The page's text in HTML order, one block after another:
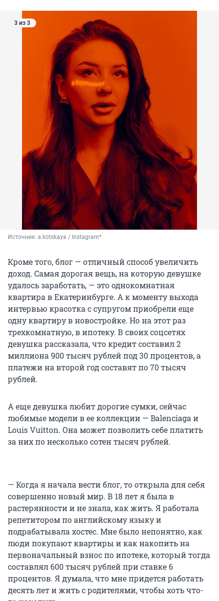
3 из 3
Источник: a.kotskaya / Instagram*
Кроме того, блог — отличный способ увеличить
доход. Самая дорогая вещь, на которую девушке
удалось заработать, — это однокомнатная
квартира в Екатеринбурге. А к моменту выхода
интервью красотка с супругом приобрели еще
одну квартиру в новостройке. Но на этот раз
трехкомнатную, в ипотеку. В своих соцсетях
девушка рассказала, что кредит составил 2
миллиона 900 тысяч рублей под 30 процентов, а
платежи на второй год составят по 70 тысяч
рублей.
А еще девушка любит дорогие сумки, сейчас
любимые модели в ее коллекции — Balenciaga и
Louis Vuitton. Она может позволить себе платить
за них по несколько сотен тысяч рублей.
— Когда я начала вести блог, то открыла для себя
совершенно новый мир. В 18 лет я была в
растерянности и не знала, как жить. Я работала
репетитором по английскому языку и
подрабатывала хостес. Мне было непонятно, как
люди покупают квартиры и как накопить на
первоначальный взнос по ипотеке, который тогда
составлял 600 тысяч рублей при ставке 6
процентов. Я думала, что мне придется работать
десять лет и жить с родителями, чтобы хоть что-